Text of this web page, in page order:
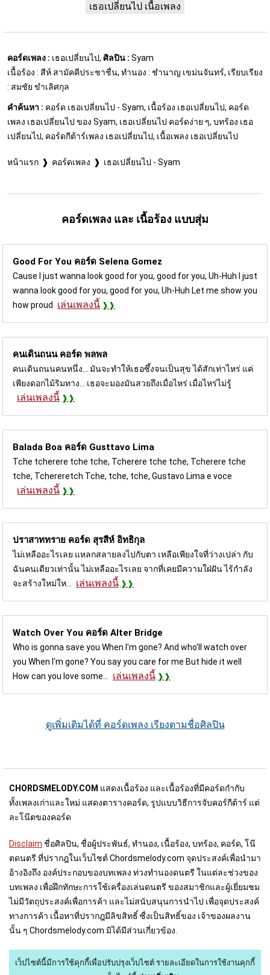
เธอเปลี่ยนไป เนื้อเพลง
คอร์ดเพลง : เธอเปลี่ยนไป, ศิลปิน : Syam
เนื้อร้อง : สีห์ สามัคคีประชาชื่น, ทำนอง : ชำนาญ เขม่นจันทร์, เรียบเรียง
: สมชัย ขำเลิศกุล
คำค้นหา : คอร์ด เธอเปลี่ยนไป - Syam, เนื้อร้อง เธอเปลี่ยนไป, คอร์ด
เพลง เธอเปลี่ยนไป ของ Syam, เธอเปลี่ยนไป คอร์ดง่าย ๆ, บทร้อง เธอ
เปลี่ยนไป, คอร์ดกีต้าร์เพลง เธอเปลี่ยนไป, เนื้อเพลง เธอเปลี่ยนไป
หน้าแรก คอร์ดเพลง เธอเปลี่ยนไป - Syam
คอร์ดเพลง และ เนื้อร้อง แบบสุ่ม
Good For You คอร์ด Selena Gomez
Cause I just wanna look good for you, good for you, Uh-Huh I just
wanna look good for you, good for you, Uh-Huh Let me show you
how proud
เล่นเพลงนี้
คนเดินถนน คอร์ด พลพล
คนเดินถนนคนหนึ่ง... มันจะทำให้เธอซึ้งจนเป็นสุข ได้สักเท่าไหร่ แค่
เพียงดอกไม้ริมทาง... เธอจะมองมันสวยถึงเมื่อไหร่ เมื่อไหร่ไม่รู้
เล่นเพลงนี้
Balada Boa คอร์ด Gusttavo Lima
Tche tcherere tche tche, Tcherere tche tche, Tcherere tche
tche, Tchereretch Tche, tche, tche, Gustavo Lima e voce
เล่นเพลงนี้
ปราสาททราย คอร์ด สุรสีห์ อิทธิกุล
ไม่เหลืออะไรเลย แหลกสลายลงไปกับตา เหลือเพียงใจที่ว่างเปล่า กับ
ฉันคนเดียวเท่านั้น ไม่เหลืออะไรเลย จากที่เคยมีความใฝ่ฝัน ไร้กำลัง
จะสร้างใหม่ให... เล่นเพลงนี้
Watch Over You คอร์ด Alter Bridge
Who is gonna save you When I'm gone? And who'll watch over
you When I'm gone? You say you care for me But hide it well
How can you love some... เล่นเพลงนี้
ดูเพิ่มเติมได้ที่ คอร์ดเพลง เรียงตามชื่อศิลปิน
CHORDSMELODY.COM แสดงเนื้อร้อง และเนื้อร้องที่มีคอร์ดกำกับ
ทั้งเพลงเก่าและใหม่ แสดงตารางคอร์ด, รูปแบบวิธีการจับคอร์กีต้าร์ แต่
ละโน๊ตของคอร์ด
Disclaim ชื่อศิลปิน, ชื่อผู้ประพันธ์, ทำนอง, เนื้อร้อง, บทร้อง, คอร์ด, โน๊
ตดนตรี ที่ปรากฎในเว็บไชต์ Chordsmelody.com จุดประสงค์เพื่อนำมา
อ้างอิงถึง องค์ประกอบของบทเพลง ท่วงทำนองดนตรี ในแต่ละช่วงของ
บทเพลง เพื่อฝึกทักษะการใช้เครื่องเล่นดนตรี ของสมาชิกและผู้เยี่ยมชม
ไม่มีวัตถุประสงค์เพื่อการค้า และไม่สนับสนุนการนำไป เพื่อจุดประสงค์
ทางการค้า เนื้อหาที่ปรากฎมีลิขสิทธิ์ ซื่งเป็นสิทธิ์ของ เจ้าของผลงาน
นั้น ๆ Chordsmelody.com มิได้มีส่วนเกี่ยวข้อง.
เว็ปไซต์นี้มีการใช้คุกกี้เพื่อปรับปรุงเว็บไซต์ รายละเอียดในการใช้งานคุกกี้